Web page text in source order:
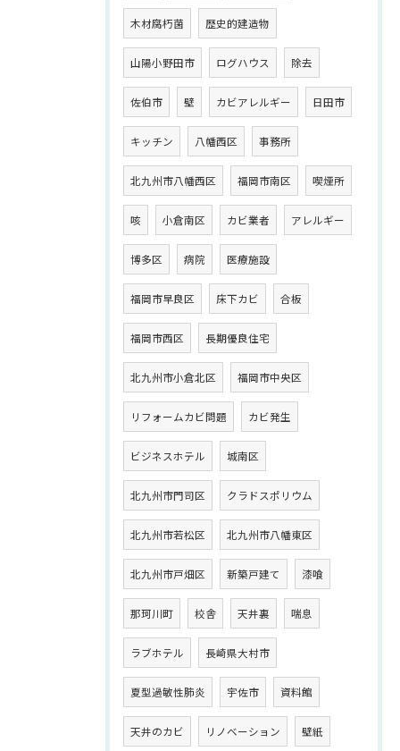
木材腐朽菌 歴史的建造物
山陽小野田市 ログハウス 除去
佐伯市 壁 カビアレルギー 日田市
キッチン 八幡西区 事務所
北九州市八幡西区 福岡市南区 喫煙所
咳 小倉南区 カビ業者 アレルギー
博多区 病院 医療施設
福岡市早良区 床下カビ 合板
福岡市西区 長期優良住宅
北九州市小倉北区 福岡市中央区
リフォームカビ問題 カビ発生
ビジネスホテル 城南区
北九州市門司区 クラドスポリウム
北九州市若松区 北九州市八幡東区
北九州市戸畑区 新築戸建て 漆喰
那珂川町 校舎 天井裏 喘息
ラブホテル 長崎県大村市
夏型過敏性肺炎 宇佐市 資料館
天井のカビ リノベーション 壁紙